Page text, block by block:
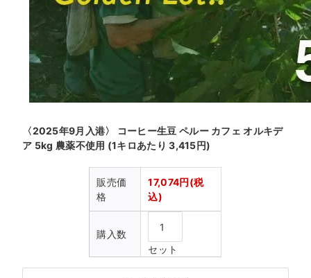
〈2025年9月入港〉 コーヒー生豆 ペルー カフェ オルキデ
ア 5kg 農薬不使用 (1キロあたり 3,415円)
販売価
格
17,074円(税
込)
購入数
セット